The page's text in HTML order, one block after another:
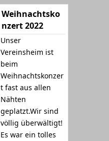
Weihnachtsko
nzert 2022
Unser
Vereinsheim ist
beim
Weihnachtskonzer
t fast aus allen
Nähten
geplatzt.Wir sind
völlig überwältigt!
Es war ein tolles